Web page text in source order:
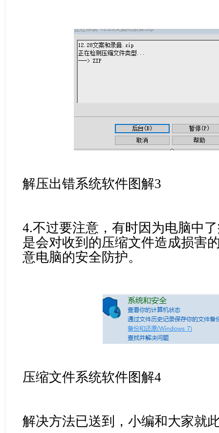
解压出错系统软件图解3
4.不过要注意，有时因为电脑中
是会对收到的压缩文件造成损害
意电脑的安全防护。
压缩文件系统软件图解4
解决方法已送到，小编和大家就